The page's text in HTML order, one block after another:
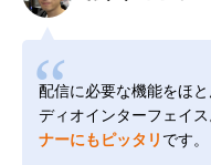
配信に必要な機能をほ
ディオインターフェイス
ナーにもピッタリ です。